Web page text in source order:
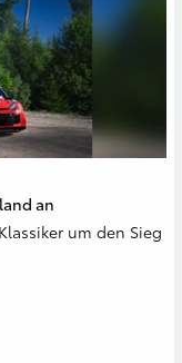
an
um den Sieg